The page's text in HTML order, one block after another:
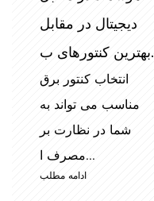
انتخاب کنتور انرژی
ریلی DIN ، جزئی...
اندازه گیری دقیق
مصرف انرژی در بخش
های مختلف ، از
تأسیسات...
ادامه مطلب